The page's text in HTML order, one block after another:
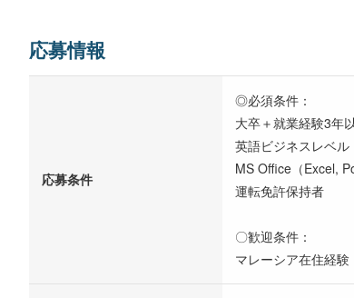
応募情報
応募条件
◎必須条件：
大卒＋就業経験3年
英語ビジネスレベル
MS Office（Excel,
運転免許保持者
〇歓迎条件：
マレーシア在住経験